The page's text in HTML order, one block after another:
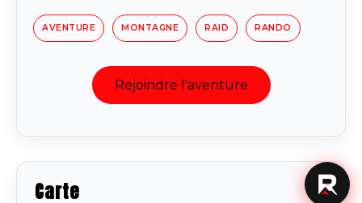
AVENTURE MONTAGNE RAID RANDO
Rejoindre l'aventure
Carte